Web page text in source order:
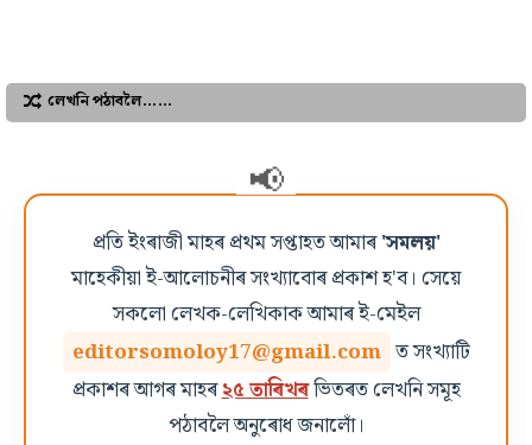
লেখনি পঠাবলৈ……
প্ৰতি ইংৰাজী মাহৰ প্ৰথম সপ্তাহত আমাৰ'সমলয়'
মাহেকীয়া ই-আলোচনীৰ সংখ্যাবোৰ প্ৰকাশ হ'ব। সেয়ে
সকলো লেখক-লেখিকাক আমাৰ ই-মেইল
editorsomoloy17@gmail.com ত সংখ্যাটি
প্ৰকাশৰ আগৰ মাহৰ২৫ তাৰিখৰভিতৰত লেখনি সমূহ
পঠাবলৈ অনুৰোধ জনালোঁ।